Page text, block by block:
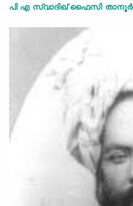
a
പി എ സ്വാദിഖ് ഫൈസി താനൂര്‍